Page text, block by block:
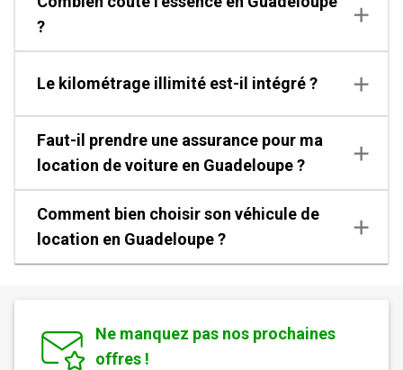
?
Le kilométrage illimité est-il intégré ?
Faut-il prendre une assurance pour ma
location de voiture en Guadeloupe ?
Comment bien choisir son véhicule de
location en Guadeloupe ?
Ne manquez pas nos prochaines
offres !